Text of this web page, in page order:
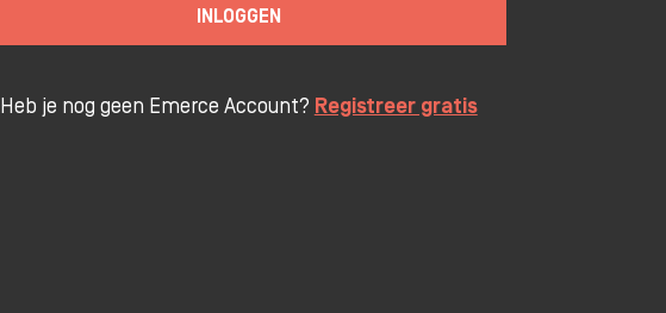
INLOGGEN
Heb je nog geen Emerce Account? Registreer gratis